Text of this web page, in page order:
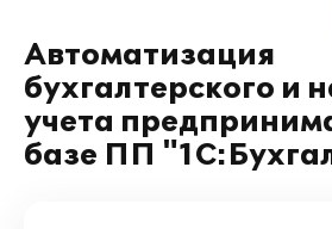
Автоматизация
бухгалтерского и
учета
базе ПП